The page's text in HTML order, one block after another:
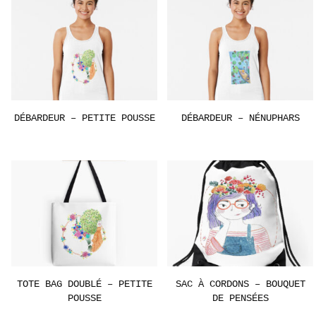
DÉBARDEUR – PETITE POUSSE DÉBARDEUR – NÉNUPHARS
TOTE BAG DOUBLÉ – PETITE
POUSSE
SAC À CORDONS – BOUQUET
DE PENSÉES